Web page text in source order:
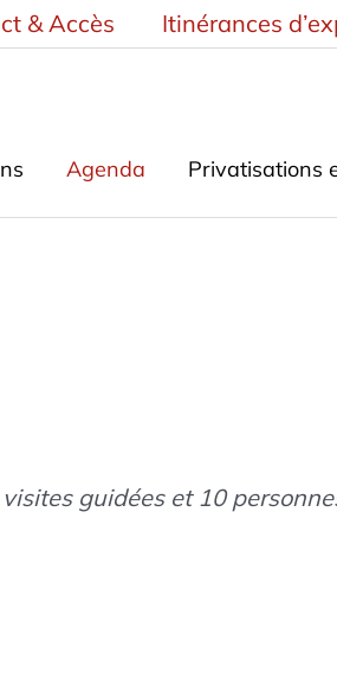
& Accès Itinérances
Agenda Privatisations
guidées et 10